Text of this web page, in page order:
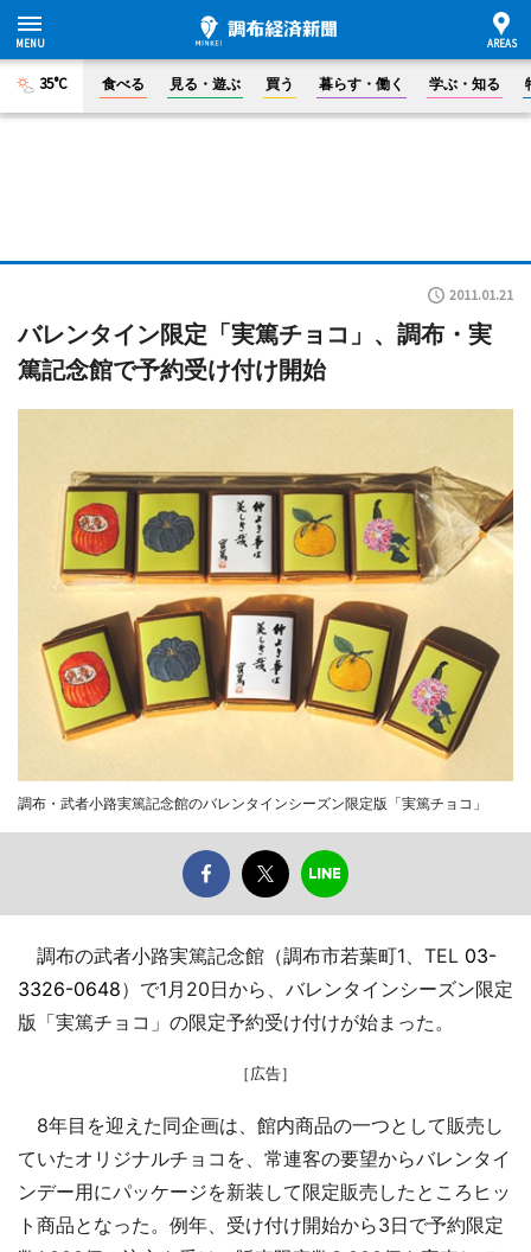
35°C 食べる 見る・遊ぶ 買う 暮らす・働く 学ぶ・知る
2011.01.21
バレンタイン限定「実篤チョコ」、調布・実
篤記念館で予約受け付け開始
調布・武者小路実篤記念館のバレンタインシーズン限定版「実篤チョコ」
調布の武者小路実篤記念館（調布市若葉町1、TEL 03-
3326-0648）で1月20日から、バレンタインシーズン限定
版「実篤チョコ」の限定予約受け付けが始まった。
［広告］
8年目を迎えた同企画は、館内商品の一つとして販売し
ていたオリジナルチョコを、常連客の要望からバレンタイ
ンデー用にパッケージを新装して限定販売したところヒッ
ト商品となった。例年、受け付け開始から3日で予約限定